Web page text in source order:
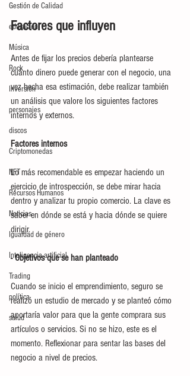
Gestión de Calidad
educación
Música
Rock
Inversión
personajes
discos
Criptomonedas
NFT
Recursos Humanos
Noticias
Igualdad de género
Inteligencia artificial
Trading
política
salud
Factores que influyen
Antes de fijar los precios debería plantearse
cuánto dinero puede generar con el negocio, una
vez hecha esa estimación, debe realizar también
un análisis que valore los siguientes factores
internos y externos.
Factores internos
Lo más recomendable es empezar haciendo un
ejercicio de introspección, se debe mirar hacia
dentro y analizar tu propio comercio. La clave es
saber en dónde se está y hacia dónde se quiere
dirigir.
- Objetivos que se han planteado
Cuando se inicio el emprendimiento, seguro se
realizó un estudio de mercado y se planteó cómo
aportaría valor para que la gente comprara sus
artículos o servicios. Si no se hizo, este es el
momento. Reflexionar para sentar las bases del
negocio a nivel de precios.